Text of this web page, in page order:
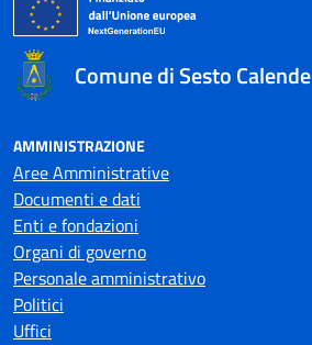
Comune di Sesto Calende
AMMINISTRAZIONE
Aree Amministrative
Documenti e dati
Enti e fondazioni
Organi di governo
Personale amministrativo
Politici
Uffici